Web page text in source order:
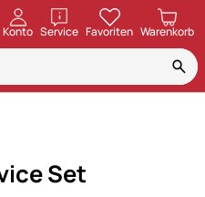
Konto ServiceöffnenFavoriten Warenkorb
Set